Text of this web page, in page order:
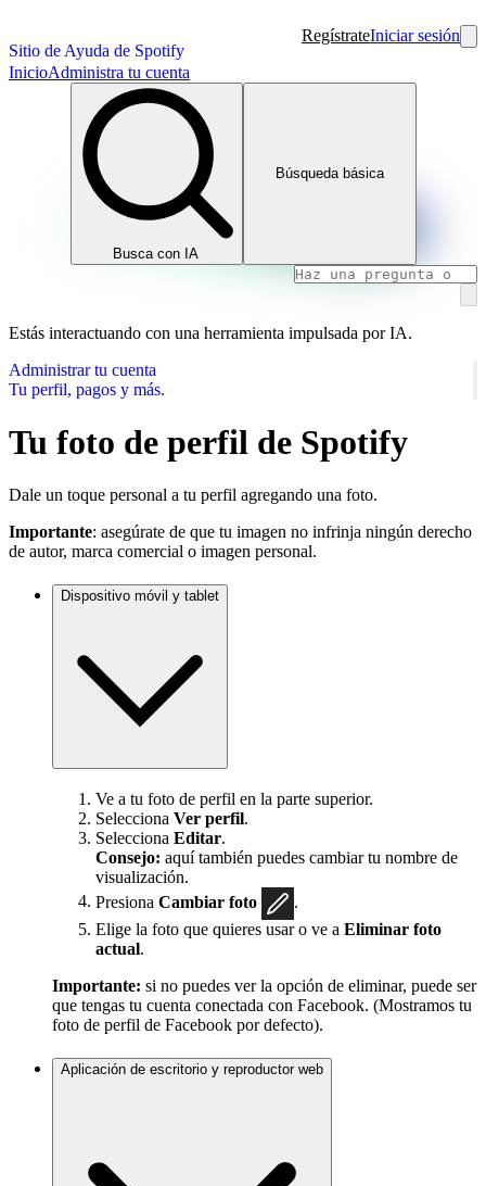
Sitio de Ayuda de Spotify
RegístrateIniciar sesión
InicioAdministra tu cuenta
Busca con IA
Búsqueda básica
Estás interactuando con una herramienta impulsada por IA.
Administrar tu cuenta
Tu perfil, pagos y más.
Tu foto de perfil de Spotify
Dale un toque personal a tu perfil agregando una foto.
Importante: asegúrate de que tu imagen no infrinja ningún derecho
de autor, marca comercial o imagen personal.
Dispositivo móvil y tablet
Ve a tu foto de perfil en la parte superior.
Selecciona Ver perfil.
Selecciona Editar.
Consejo: aquí también puedes cambiar tu nombre de
visualización.
Presiona Cambiar foto
.
Elige la foto que quieres usar o ve a Eliminar foto
actual.
Importante: si no puedes ver la opción de eliminar, puede ser
que tengas tu cuenta conectada con Facebook. (Mostramos tu
foto de perfil de Facebook por defecto).
Aplicación de escritorio y reproductor web